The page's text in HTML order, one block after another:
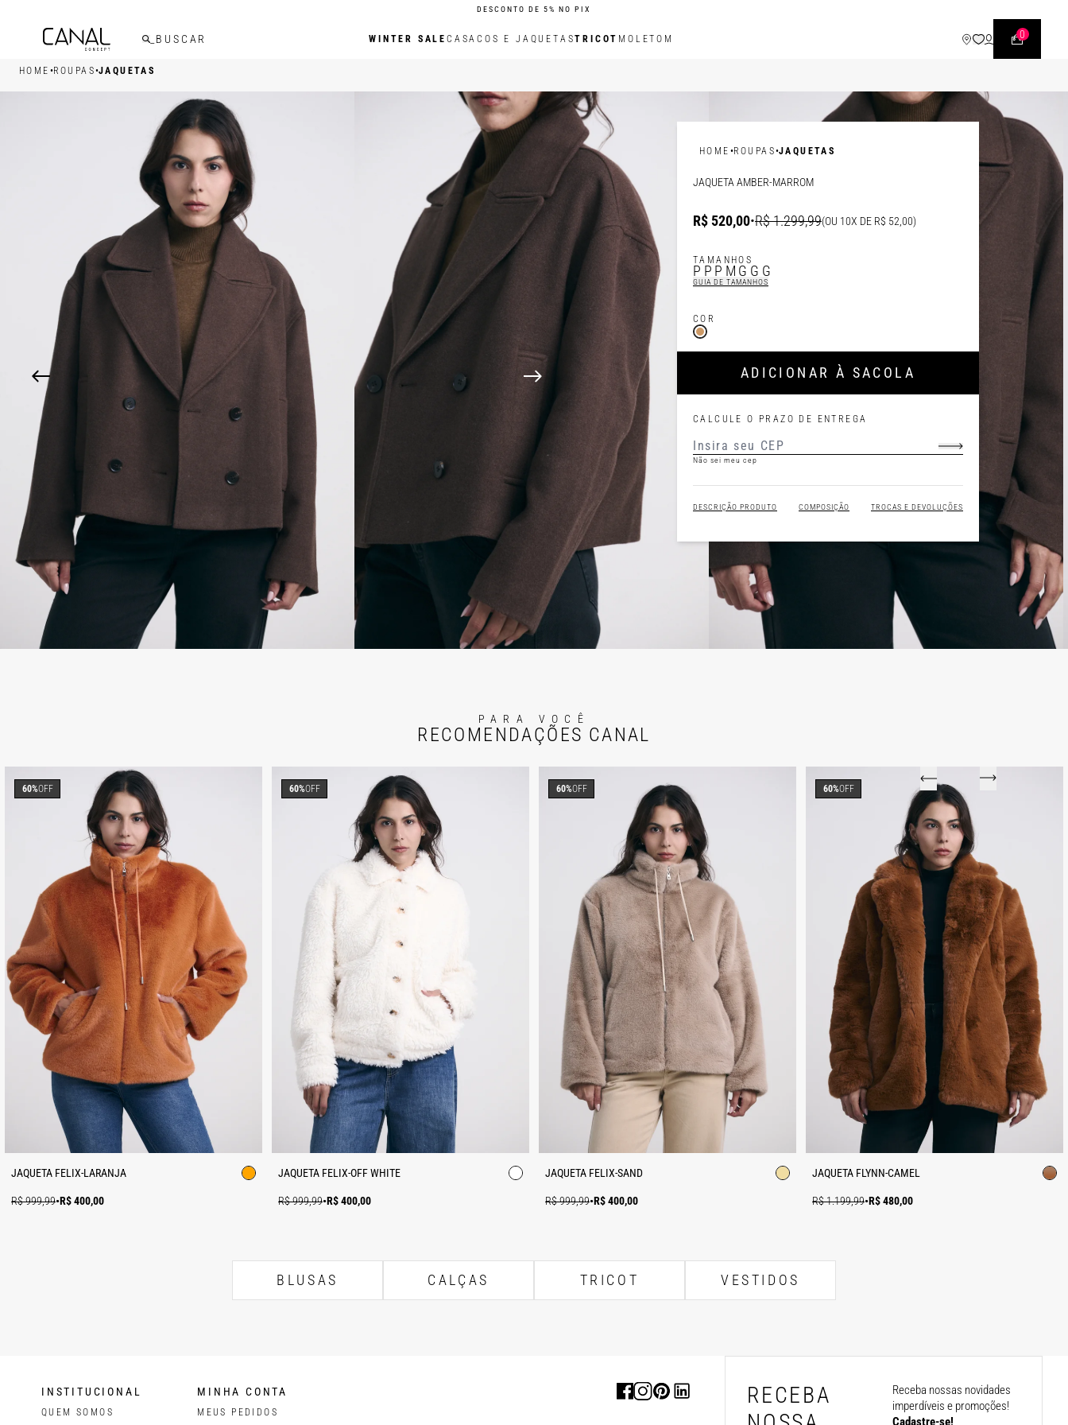
DESCONTO DE 5% NO PIX
WINTER SALE CASACOS E JAQUETASTRICOT MOLETOM 0
HOME •ROUPAS•JAQUETAS
HOME •ROUPAS•JAQUETAS
JAQUETA AMBER-MARROM
R$ 520,00•R$ 1.299,99(OU 10X DE R$ 52,00)
TAMANHOS
PP P M G GG
GUIA DE TAMANHOS
COR
ADICIONAR À SACOLA
CALCULE O PRAZO DE ENTREGA
Não sei meu cep
COMPOSIÇÃO
DESCRIÇÃO PRODUTO TROCAS E DEVOLUÇÕES
PARA VOCÊ
RECOMENDAÇÕES CANAL
JAQUETA FELIX-LARANJA
R$ 999,99•R$ 400,00
60%OFF
JAQUETA FELIX-OFF WHITE
R$ 999,99•R$ 400,00
60%OFF
JAQUETA FELIX-SAND
R$ 999,99•R$ 400,00
60%OFF
JAQUETA FLYNN-CAMEL
R$ 1.199,99•R$ 480,00
60%OFF
BLUSAS CALÇAS TRICOT VESTIDOS
RECEBA
Receba nossas novidades
imperdíveis e promoções!
Cadastre-se!
INSTITUCIONAL
QUEM SOMOS
MINHA CONTA
MEUS PEDIDOS